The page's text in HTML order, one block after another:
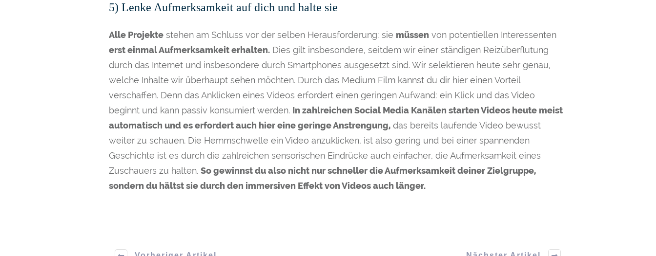
5) Lenke Aufmerksamkeit auf dich und halte sie
Alle Projekte stehen am Schluss vor der selben Herausforderung: sie müssen von potentiellen Interessenten
erst einmal Aufmerksamkeit erhalten. Dies gilt insbesondere, seitdem wir einer ständigen Reizüberflutung
durch das Internet und insbesondere durch Smartphones ausgesetzt sind. Wir selektieren heute sehr genau,
welche Inhalte wir überhaupt sehen möchten. Durch das Medium Film kannst du dir hier einen Vorteil
verschaffen. Denn das Anklicken eines Videos erfordert einen geringen Aufwand: ein Klick und das Video
beginnt und kann passiv konsumiert werden. In zahlreichen Social Media Kanälen starten Videos heute meist
automatisch und es erfordert auch hier eine geringe Anstrengung, das bereits laufende Video bewusst
weiter zu schauen. Die Hemmschwelle ein Video anzuklicken, ist also gering und bei einer spannenden
Geschichte ist es durch die zahlreichen sensorischen Eindrücke auch einfacher, die Aufmerksamkeit eines
Zuschauers zu halten. So gewinnst du also nicht nur schneller die Aufmerksamkeit deiner Zielgruppe,
sondern du hältst sie durch den immersiven Effekt von Videos auch länger.